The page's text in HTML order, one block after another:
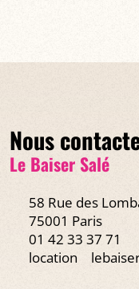
Nous
Le Baiser Salé
58 Rue des
75001 Paris
01 42 33 37 71
location